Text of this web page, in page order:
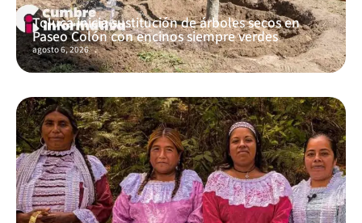
Toluca inicia sustitución de árboles secos en
Paseo Colón con encinos siempre verdes
agosto 6, 2026